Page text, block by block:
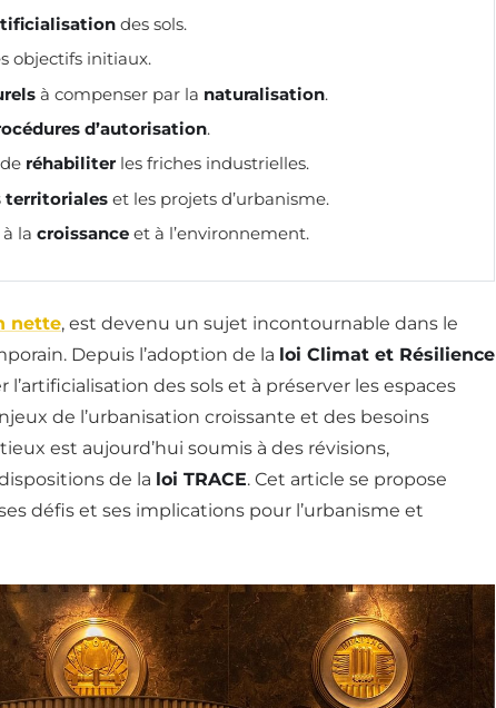
des sols.
objectifs initiaux.
à compenser par la naturalisation.
d’autorisation.
réhabiliter les friches industrielles.
et les projets d’urbanisme.
la croissance et à l’environnement.
nette, est devenu un sujet incontournable dans le
Depuis l’adoption de la loi Climat et Résilience
l’artificialisation des sols et à préserver les espaces
de l’urbanisation croissante et des besoins
est aujourd’hui soumis à des révisions,
de la loi TRACE. Cet article se propose
défis et ses implications pour l’urbanisme et